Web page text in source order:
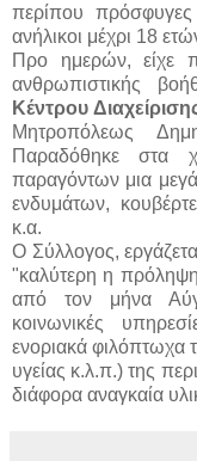
περίπου
ανήλικοι μέχρι 18
Προ ημερών, είχε
ανθρωπιστικής
Κέντρου
Μητροπόλεως
Παραδόθηκε στα
παραγόντων μια
ενδυμάτων,
κ.α.
Ο Σύλλογος,
"καλύτερη η
από τον μήνα
κοινωνικές
ενοριακά φιλόπτωχα
υγείας κ.λ.π.) της
διάφορα αναγκαία